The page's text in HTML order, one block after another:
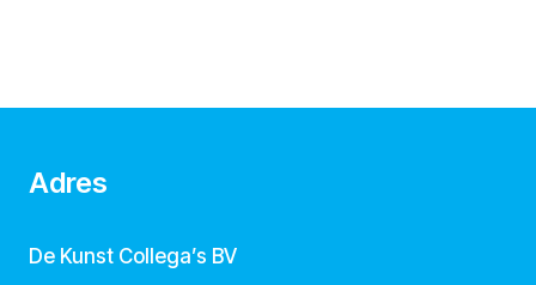
Adres
De Kunst Collega’s BV